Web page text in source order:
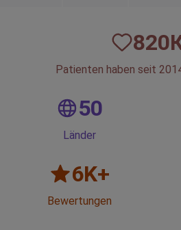
820
Patienten haben seit
50
Länder
6K+
Bewertungen